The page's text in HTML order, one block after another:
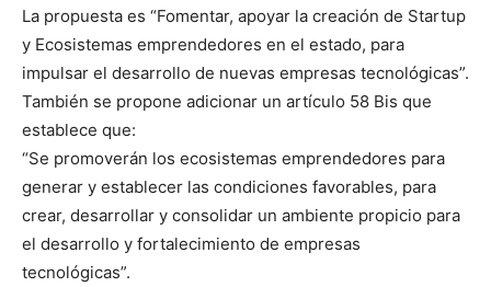
La propuesta es “Fomentar, apoyar la creación de Startup
y Ecosistemas emprendedores en el estado, para
impulsar el desarrollo de nuevas empresas tecnológicas”.
También se propone adicionar un artículo 58 Bis que
establece que:
“Se promoverán los ecosistemas emprendedores para
generar y establecer las condiciones favorables, para
crear, desarrollar y consolidar un ambiente propicio para
el desarrollo y fortalecimiento de empresas
tecnológicas”.